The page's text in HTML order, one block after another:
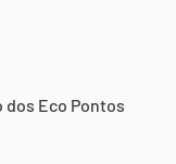
Eco Pontos